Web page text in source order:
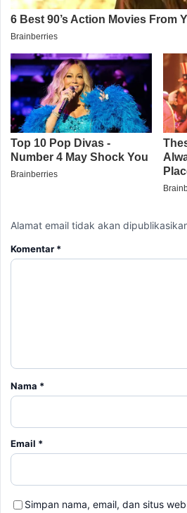
Alamat email tidak akan
Komentar *
Nama *
Email *
Simpan nama, email, dan situs